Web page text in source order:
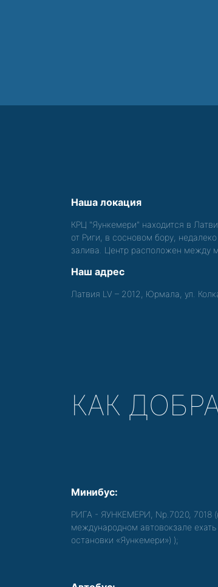
Наша локация
КРЦ "Яункемери" находится в
от Риги, в сосновом бору,
залива. Центр расположен между
Наш адрес
Латвия LV – 2012, Юрмала, ул.
КАК
Минибус:
РИГА - ЯУНКЕМЕРИ, Nр.7020, 7018
международном автовокзале
остановки «Яункемери») );